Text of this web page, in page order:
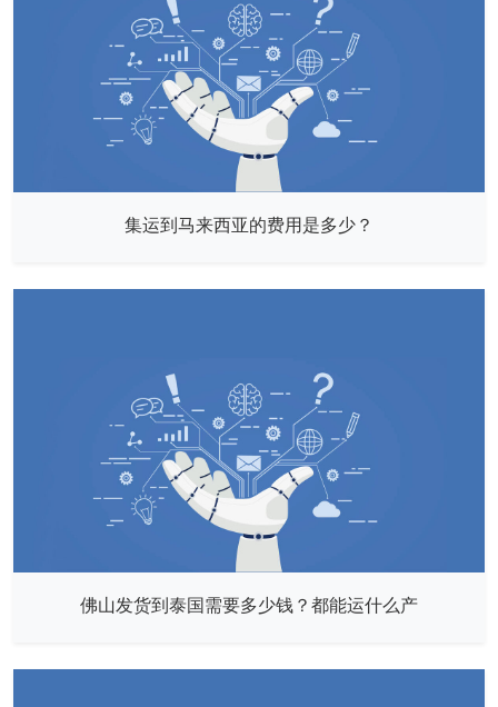
集运到马来西亚的费用是多少？
佛山发货到泰国需要多少钱？都能运什么产